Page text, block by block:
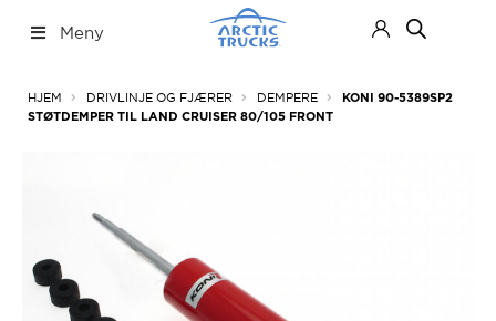
til
til
Meny
ut
HJEM DRIVLINJE OG FJÆRER DEMPERE
KONI 90-5389SP2
STØTDEMPER TIL LAND CRUISER 80/105 FRONT